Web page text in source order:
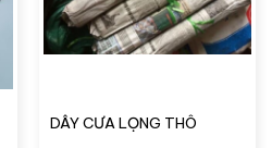
DÂY CƯA LỌNG THÔ